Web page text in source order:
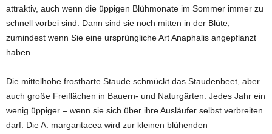
attraktiv, auch wenn die üppigen Blühmonate im Sommer immer zu
schnell vorbei sind. Dann sind sie noch mitten in der Blüte,
zumindest wenn Sie eine ursprüngliche Art Anaphalis angepflanzt
haben.
Die mittelhohe frostharte Staude schmückt das Staudenbeet, aber
auch große Freiflächen in Bauern- und Naturgärten. Jedes Jahr ein
wenig üppiger – wenn sie sich über ihre Ausläufer selbst verbreiten
darf. Die A. margaritacea wird zur kleinen blühenden